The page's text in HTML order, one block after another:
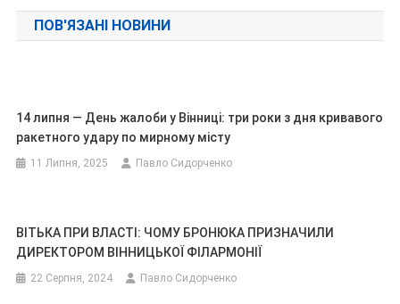
ПОВ'ЯЗАНІ НОВИНИ
14 липня — День жалоби у Вінниці: три роки з дня кривавого
ракетного удару по мирному місту
11 Липня, 2025 Павло Сидорченко
ВІТЬКА ПРИ ВЛАСТІ: ЧОМУ БРОНЮКА ПРИЗНАЧИЛИ
ДИРЕКТОРОМ ВІННИЦЬКОЇ ФІЛАРМОНІЇ
22 Серпня, 2024 Павло Сидорченко